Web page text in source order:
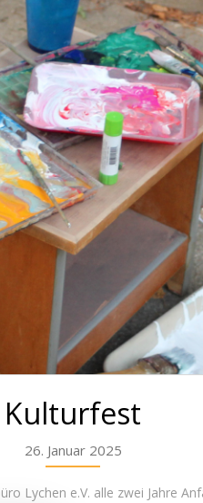
Kulturfest
26. Januar 2025
Lychen e.V. alle zwei Jahre